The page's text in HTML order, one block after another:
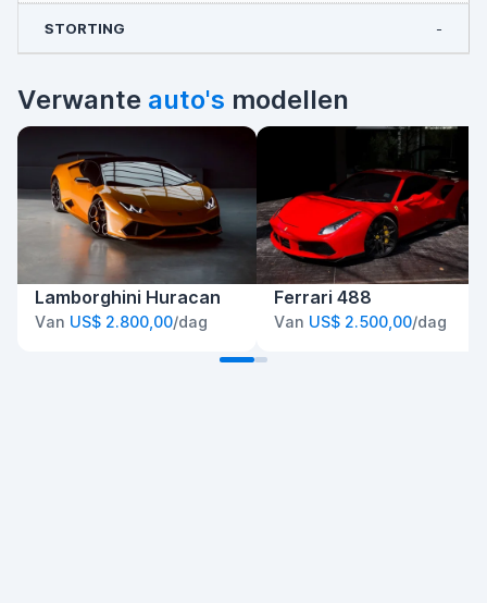
-
Verwante auto's modellen
Lamborghini Huracan
Van US$ 2.800,00/dag
Ferrari 488
Van US$ 2.500,00/dag